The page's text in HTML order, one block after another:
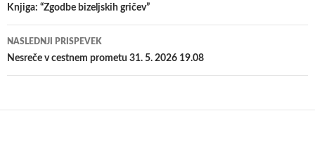
po
prispevkih
Knjiga: “Zgodbe bizeljskih gričev”
NASLEDNJI PRISPEVEK
Nesreče v cestnem prometu 31. 5. 2026 19.08